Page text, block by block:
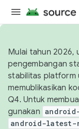
Mulai tahun 2026,
pengembangan
stabilitas platform
memublikasikan
Q4. Untuk
gunakan
android-latest-